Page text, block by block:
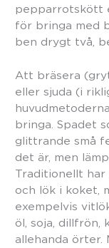
pepparrotskött
för bringa med
ben drygt två,
Att bräsera
eller sjuda (i
bringa. Spadet
glittrande små
det är, men
Traditionellt har
och lök i koket,
exempelvis
öl, soja, dillfrön,
allehanda örter.